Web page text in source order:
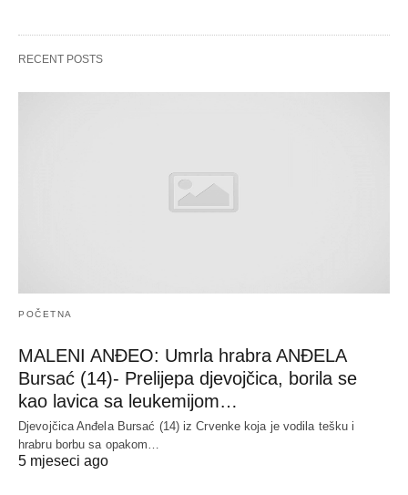
RECENT POSTS
POČETNA
MALENI ANĐEO: Umrla hrabra ANĐELA
Bursać (14)- Prelijepa djevojčica, borila se
kao lavica sa leukemijom…
Djevojčica Anđela Bursać (14) iz Crvenke koja je vodila tešku i
hrabru borbu sa opakom…
5 mjeseci ago